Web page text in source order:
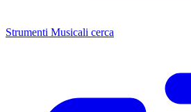
Strumenti Musicali cerca